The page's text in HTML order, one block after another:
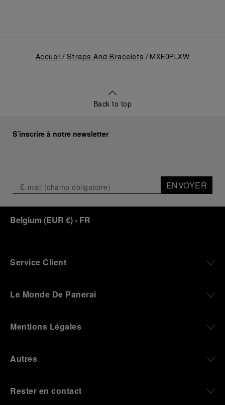
Accueil Straps And Bracelets MXE0PLXW
Back to top
S’inscrire à notre newsletter
ENVOYER
Belgium (EUR €)- FR
Service Client
Le Monde De Panerai
Mentions Légales
Autres
Rester en contact